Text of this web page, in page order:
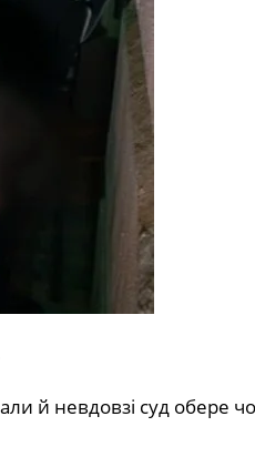
й невдовзі суд обере